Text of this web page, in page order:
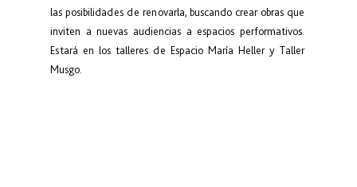
las posibilidades de renovarla, buscando crear obras que
inviten a nuevas audiencias a espacios performativos.
Estará en los talleres de Espacio María Heller y Taller
Musgo.